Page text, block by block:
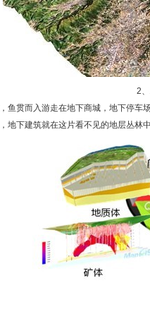
2
鱼贯而入游走在地下商城，地下停
地下建筑就在这片看不见的地层丛林